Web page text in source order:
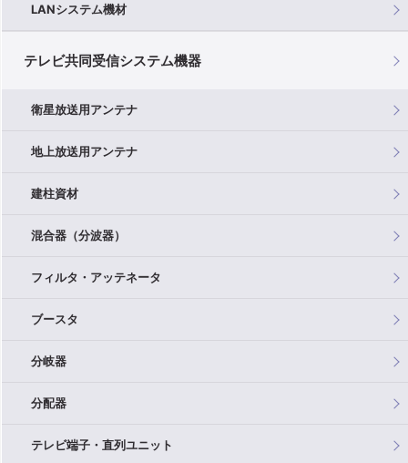
LANシステム機材
テレビ共同受信システム機器
衛星放送用アンテナ
地上放送用アンテナ
建柱資材
混合器（分波器）
フィルタ・アッテネータ
ブースタ
分岐器
分配器
テレビ端子・直列ユニット